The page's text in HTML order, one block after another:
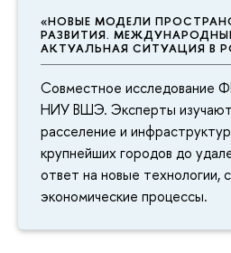
«НОВЫЕ МОДЕЛИ
РАЗВИТИЯ.
АКТУАЛЬНАЯ СИТУАЦИЯ В
Совместное исследование
НИУ ВШЭ. Эксперты изучают,
расселение и
крупнейших городов до
ответ на новые технологии,
экономические процессы.